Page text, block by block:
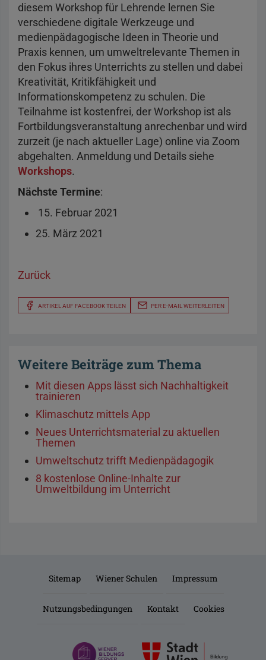
diesem Workshop für Lehrende lernen Sie
verschiedene digitale Werkzeuge und
medienpädagogische Ideen in Theorie und
Praxis kennen, um umweltrelevante Themen in
den Fokus ihres Unterrichts zu stellen und dabei
Kreativität, Kritikfähigkeit und
Informationskompetenz zu schulen. Die
Teilnahme ist kostenfrei, der Workshop ist als
Fortbildungsveranstaltung anrechenbar und wird
zurzeit (je nach aktueller Lage) online via Zoom
abgehalten. Anmeldung und Details siehe
Workshops.
Nächste Termine:
15. Februar 2021
25. März 2021
Zurück
ARTIKEL AUF FACEBOOK TEILEN PER E-MAIL WEITERLEITEN
Weitere Beiträge zum Thema
Mit diesen Apps lässt sich Nachhaltigkeit
trainieren
Klimaschutz mittels App
Neues Unterrichtsmaterial zu aktuellen
Themen
Umweltschutz trifft Medienpädagogik
8 kostenlose Online-Inhalte zur
Umweltbildung im Unterricht
Sitemap Wiener Schulen Impressum
Nutzungsbedingungen Kontakt Cookies